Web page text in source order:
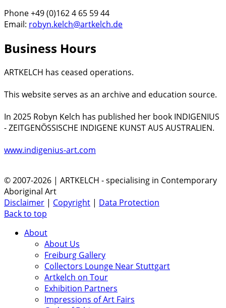
Phone +49 (0)162 4 65 59 44
Email: robyn.kelch@artkelch.de
Business Hours
ARTKELCH has ceased operations.
This website serves as an archive and education source.
In 2025 Robyn Kelch has published her book INDIGENIUS
- ZEITGENÖSSISCHE INDIGENE KUNST AUS AUSTRALIEN.
www.indigenius-art.com
© 2007-2026 | ARTKELCH - specialising in Contemporary
Aboriginal Art
Disclaimer | Copyright | Data Protection
Back to top
About
About Us
Freiburg Gallery
Collectors Lounge Near Stuttgart
Artkelch on Tour
Exhibition Partners
Impressions of Art Fairs